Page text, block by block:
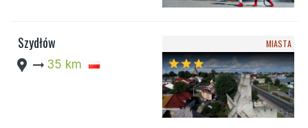
Szydłów
location_pin arrow_right_alt 35 km
MIASTA
starstarstar